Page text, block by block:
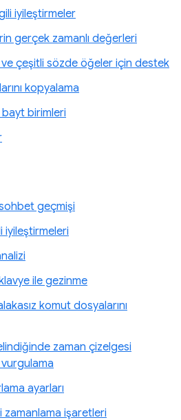
iyileştirmeler
gerçek zamanlı değerleri
ve çeşitli sözde öğeler için destek
kopyalama
birimleri
geçmişi
iyileştirmeleri
ile gezinme
komut dosyalarını
zaman çizelgesi
ayarları
zamanlama işaretleri